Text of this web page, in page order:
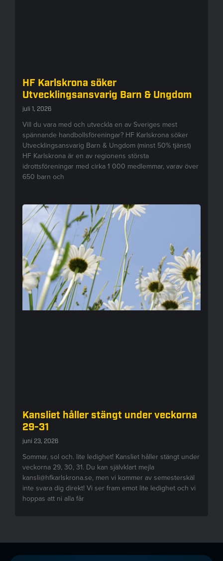
HF Karlskrona söker
Utvecklingsansvarig Barn & Ungdom
juli 1, 2026
Vill du vara med och utveckla en av Sveriges mest
spännande handbollsföreningar? HF Karlskrona söker
Utvecklingsansvarig Barn & Ungdom (minst 50% tjänst)
HF Karlskrona är en av regionens största
idrottsföreningar med cirka 1 000 medlemmar, varav över
650 barn och
Kansliet håller stängt under veckorna
29-31
juni 23, 2026
Sommar, sol och. lite ledighet! Kansliet håller stängt under
veckorna 29, 30, 31. Du kan självklart mejla
kansli@hfkarlskrona.se, men vi kommer av semesterskäl
inte svara dig direkt! Vi ser fram emot lite ledighet och vi
hoppas att ni alla får